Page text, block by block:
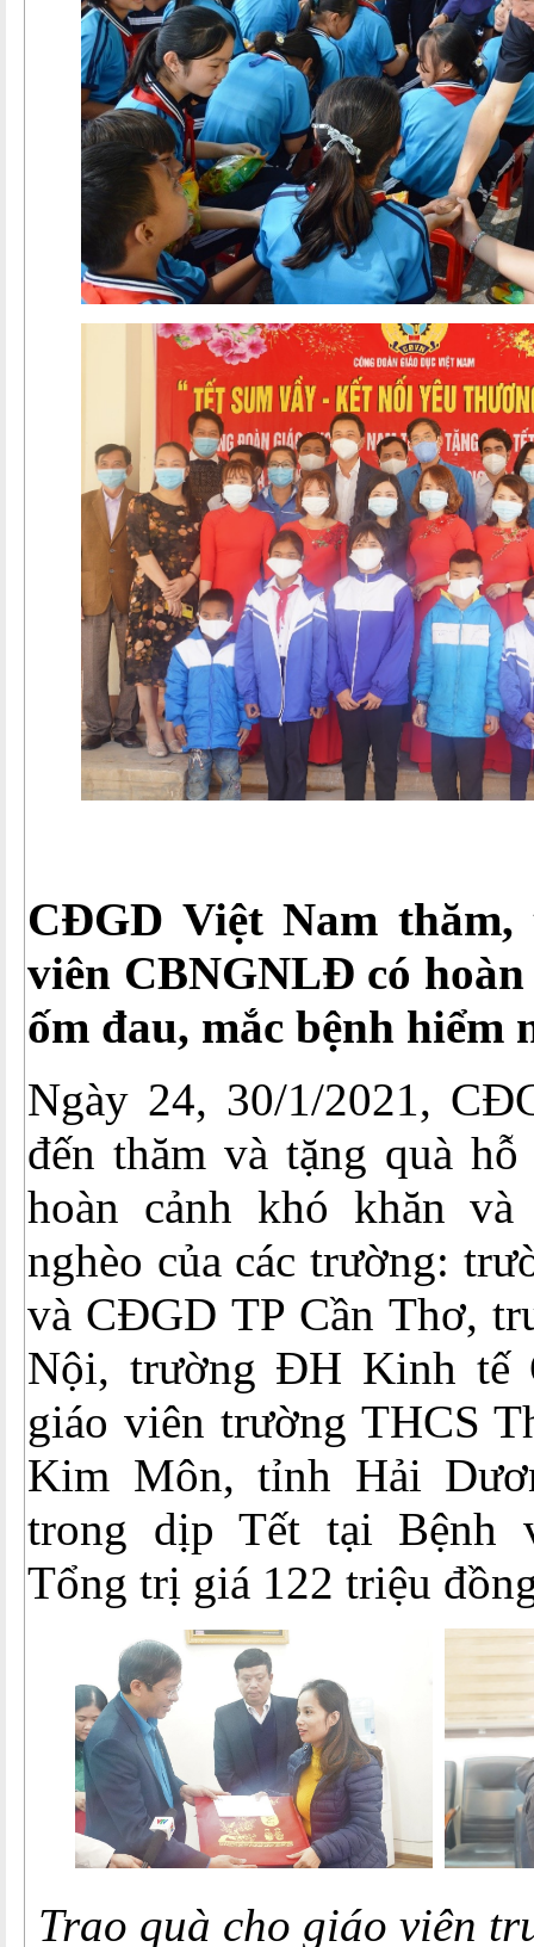
CĐGD Việt Nam thăm,
viên CBNGNLĐ có
ốm đau, mắc bệnh hiểm
Ngày 24, 30/1/2021,
đến thăm và tặng quà
hoàn cảnh khó khăn và
nghèo của các trường:
và CĐGD TP Cần Thơ,
Nội, trường ĐH Kinh tế
giáo viên trường THCS
Kim Môn, tỉnh Hải
trong dịp Tết tại Bệnh
Tổng trị giá 122 triệu
Trao quà cho giáo viên